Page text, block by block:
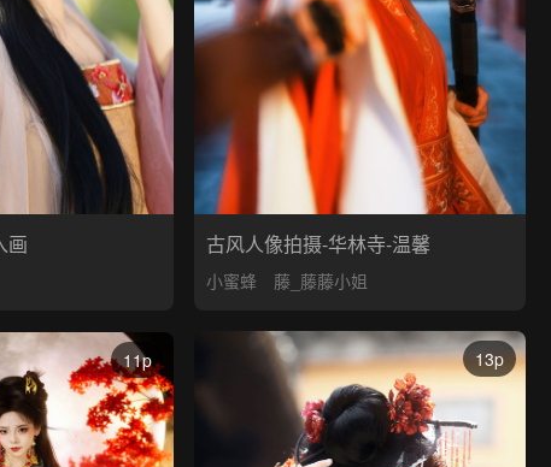
画 古风人像拍摄-华林寺-温馨
小蜜蜂 藤_藤藤小姐
13p
11p